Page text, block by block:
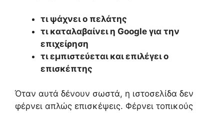
τι ψάχνει ο πελάτης
τι καταλαβαίνει η Google για την
επιχείρηση
τι εμπιστεύεται και επιλέγει ο
επισκέπτης
Όταν αυτά δένουν σωστά, η ιστοσελίδα δεν
φέρνει απλώς επισκέψεις. Φέρνει τοπικούς